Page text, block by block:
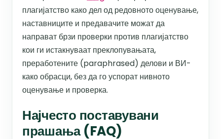
плагијатство како дел од редовното оценување,
наставниците и предавачите можат да
направат брзи проверки против плагијатство
кои ги истакнуваат преклопувањата,
преработените (paraphrased) делови и ВИ-
како обрасци, без да го успорат нивното
оценување и проверка.​
Најчесто поставувани
прашања (FAQ)